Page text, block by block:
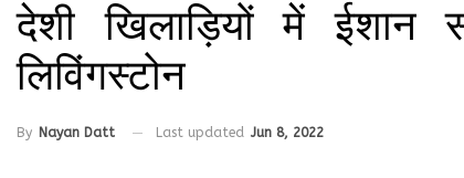
देशी खिलाड़ियों में ईशान
लिविंगस्टोन
By Nayan Datt Last updated Jun 8, 2022